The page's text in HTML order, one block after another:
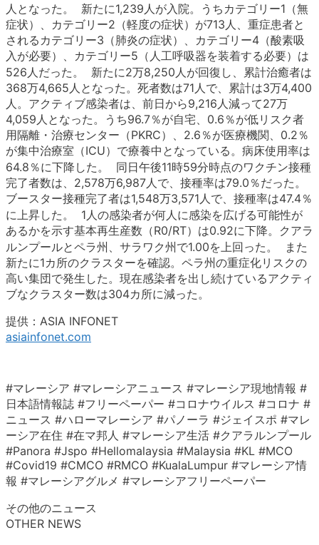
人となった。 新たに1,239人が入院。うちカテゴリー1（無
症状）、カテゴリー2（軽度の症状）が713人、重症患者と
されるカテゴリー3（肺炎の症状）、カテゴリー4（酸素吸
入が必要）、カテゴリー5（人工呼吸器を装着する必要）は
526人だった。 新たに2万8,250人が回復し、累計治癒者は
368万4,665人となった。死者数は71人で、累計は3万4,400
人。アクティブ感染者は、前日から9,216人減って27万
4,059人となった。うち96.7％が自宅、0.6％が低リスク者
用隔離・治療センター（PKRC）、2.6％が医療機関、0.2％
が集中治療室（ICU）で療養中となっている。病床使用率は
64.8％に下降した。 同日午後11時59分時点のワクチン接種
完了者数は、2,578万6,987人で、接種率は79.0％だった。
ブースター接種完了者は1,548万3,571人で、接種率は47.4％
に上昇した。 1人の感染者が何人に感染を広げる可能性が
あるかを示す基本再生産数（R0/RT）は0.92に下降。クアラ
ルンプールとペラ州、サラワク州で1.00を上回った。 また
新たに1カ所のクラスターを確認。ペラ州の重症化リスクの
高い集団で発生した。現在感染者を出し続けているアクティ
ブなクラスター数は304カ所に減った。
提供：ASIA INFONET
asiainfonet.com
#マレーシア #マレーシアニュース #マレーシア現地情報 #
日本語情報誌 #フリーペーパー #コロナウイルス #コロナ #
ニュース #ハローマレーシア #パノーラ #ジェイスポ #マレ
ーシア在住 #在マ邦人 #マレーシア生活 #クアラルンプール
#Panora #Jspo #Hellomalaysia #Malaysia #KL #MCO
#Covid19 #CMCO #RMCO #KualaLumpur #マレーシア情
報 #マレーシアグルメ #マレーシアフリーペーパー
その他のニュース
OTHER NEWS